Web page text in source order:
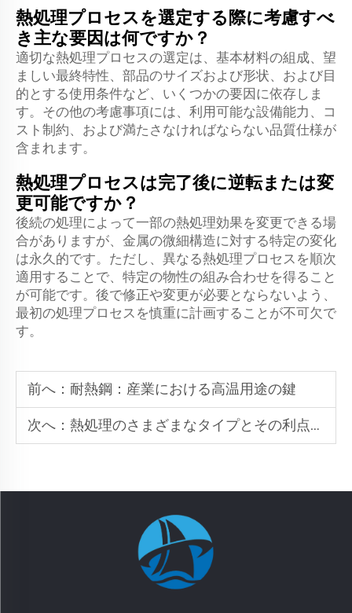
熱処理プロセスを選定する際に考慮すべ
き主な要因は何ですか？
適切な熱処理プロセスの選定は、基本材料の組成、望
ましい最終特性、部品のサイズおよび形状、および目
的とする使用条件など、いくつかの要因に依存しま
す。その他の考慮事項には、利用可能な設備能力、コ
スト制約、および満たさなければならない品質仕様が
含まれます。
熱処理プロセスは完了後に逆転または変
更可能ですか？
後続の処理によって一部の熱処理効果を変更できる場
合がありますが、金属の微細構造に対する特定の変化
は永久的です。ただし、異なる熱処理プロセスを順次
適用することで、特定の物性の組み合わせを得ること
が可能です。後で修正や変更が必要とならないよう、
最初の処理プロセスを慎重に計画することが不可欠で
す。
前へ： 耐熱鋼：産業における高温用途の鍵
次へ： 熱処理のさまざまなタイプとその利点の理解